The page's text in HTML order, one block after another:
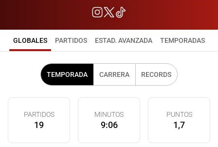
GLOBALES PARTIDOS ESTAD. AVANZADA TEMPORADAS
TEMPORADA CARRERA RECORDS
PARTIDOS
19
MINUTOS
9:06
PUNTOS
1,7